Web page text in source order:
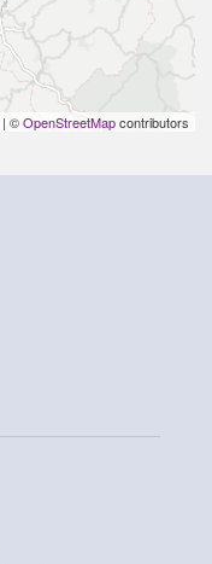
| ©OpenStreetMapcontributors